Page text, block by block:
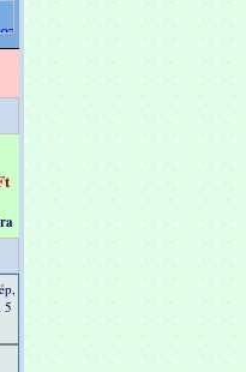
5